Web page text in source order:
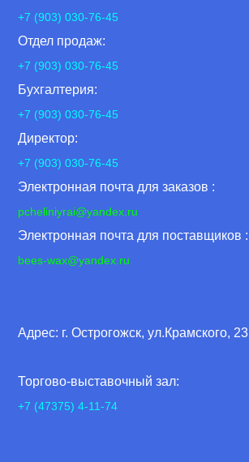
+7 (903) 030-76-45
Отдел продаж:
+7 (903) 030-76-45
Бухгалтерия:
+7 (903) 030-76-45
Директор:
+7 (903) 030-76-45
Электронная почта для заказов :
pcheliniyrai@yandex.ru
Электронная почта для поставщиков :
bees-wax@yandex.ru
Адрес: г. Острогожск, ул.Крамского, 23
Торгово-выставочный зал:
+7 (47375) 4-11-74